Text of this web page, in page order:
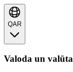
QAR
Valoda un valūta